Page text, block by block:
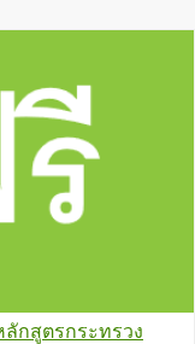
กสูตรกระทรวง